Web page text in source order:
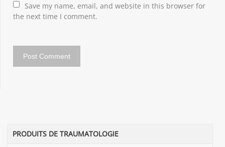
Save my name, email, and website in this browser for
the next time I comment.
PRODUITS DE TRAUMATOLOGIE